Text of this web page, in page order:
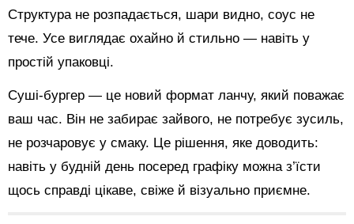
Структура не розпадається, шари видно, соус не
тече. Усе виглядає охайно й стильно — навіть у
простій упаковці.
Суші-бургер — це новий формат ланчу, який поважає
ваш час. Він не забирає зайвого, не потребує зусиль,
не розчаровує у смаку. Це рішення, яке доводить:
навіть у будній день посеред графіку можна з’їсти
щось справді цікаве, свіже й візуально приємне.